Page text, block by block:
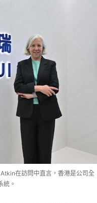
在訪問中直言，香港是公司全
統。